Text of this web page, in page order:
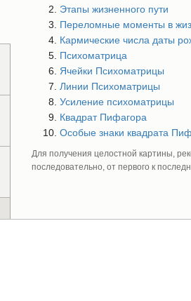
Этапы жизненного пути
Переломные моменты в
Кармические числа даты
Психоматрица
Ячейки Психоматрицы
Линии Психоматрицы
Усиление психоматрицы
Квадрат Пифагора
Особые знаки квадрата
Для получения целостной картины,
последовательно, от первого к